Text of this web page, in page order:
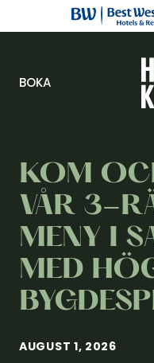
BOKA
KOM
VÅR 3-
MENY I
MED
AUGUST 1, 2026